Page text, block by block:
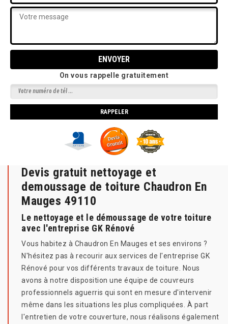
On vous rappelle gratuitement
Devis gratuit nettoyage et
demoussage de toiture Chaudron En
Mauges 49110
Le nettoyage et le démoussage de votre toiture
avec l'entreprise GK Rénové
Vous habitez à Chaudron En Mauges et ses environs ?
N'hésitez pas à recourir aux services de l'entreprise GK
Rénové pour vos différents travaux de toiture. Nous
avons à notre disposition une équipe de couvreurs
professionnels aguerris qui sont en mesure d'intervenir
même dans les situations les plus compliquées. À part
l'entretien de votre couverture, nous réalisons également